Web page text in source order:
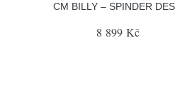
CM BILLY – SPINDER
8 899 Kč